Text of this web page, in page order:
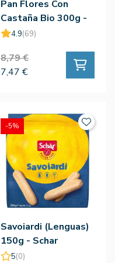
Pan Flores Con
Castaña Bio 300g -
Le Pain Des Fleurs
4.9(69)
8,79 €
7,47 €
Savoiardi (Lenguas)
150g - Schar
5(0)
-5%